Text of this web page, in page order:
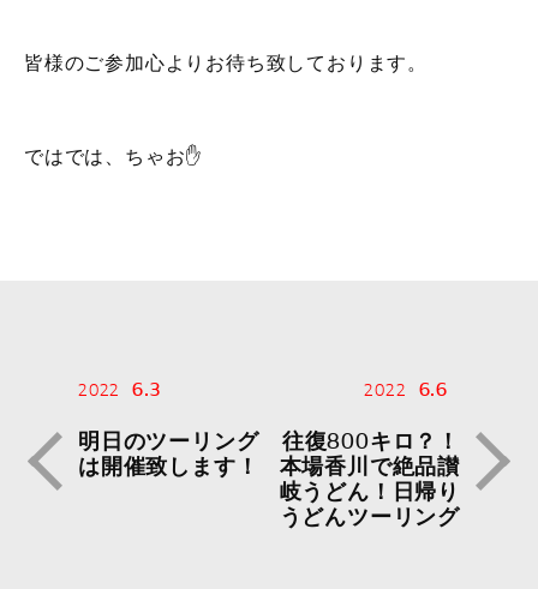
皆様のご参加心よりお待ち致しております。
ではでは、ちゃお✋
2022 6.3
明日のツーリング
は開催致します！
2022 6.6
往復800キロ？！
本場香川で絶品讃
岐うどん！日帰り
うどんツーリング